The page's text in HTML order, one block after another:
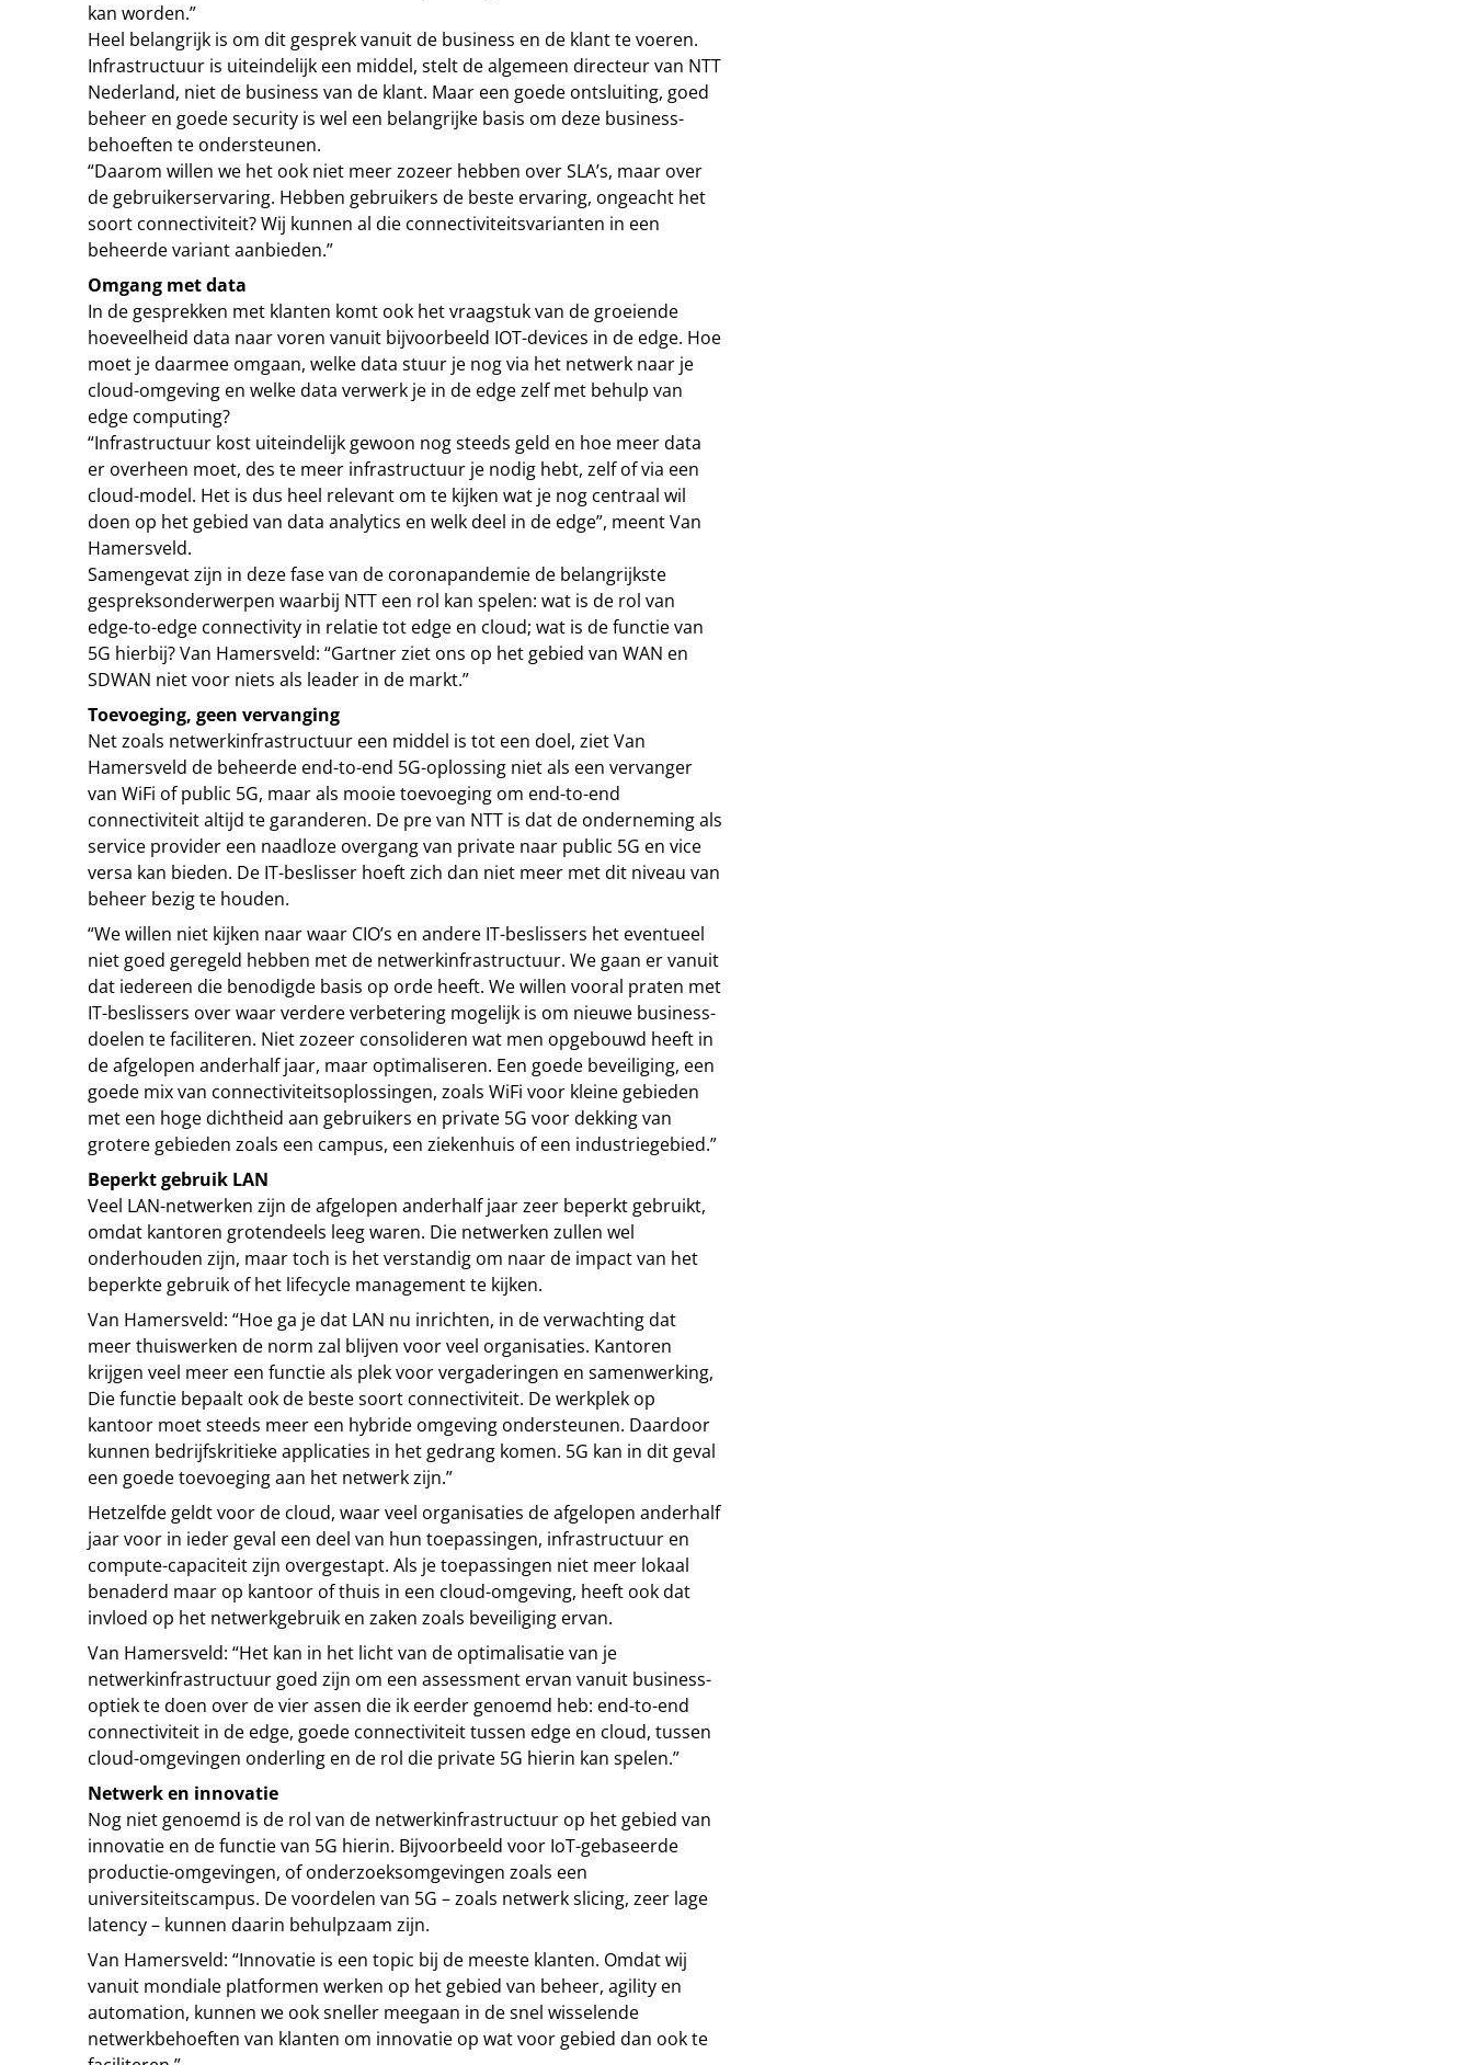
kan worden.”
Heel belangrijk is om dit gesprek vanuit de business en de klant te voeren.
Infrastructuur is uiteindelijk een middel, stelt de algemeen directeur van NTT
Nederland, niet de business van de klant. Maar een goede ontsluiting, goed
beheer en goede security is wel een belangrijke basis om deze business-
behoeften te ondersteunen.
“Daarom willen we het ook niet meer zozeer hebben over SLA’s, maar over
de gebruikerservaring. Hebben gebruikers de beste ervaring, ongeacht het
soort connectiviteit? Wij kunnen al die connectiviteitsvarianten in een
beheerde variant aanbieden.”
Omgang met data
In de gesprekken met klanten komt ook het vraagstuk van de groeiende
hoeveelheid data naar voren vanuit bijvoorbeeld IOT-devices in de edge. Hoe
moet je daarmee omgaan, welke data stuur je nog via het netwerk naar je
cloud-omgeving en welke data verwerk je in de edge zelf met behulp van
edge computing?
“Infrastructuur kost uiteindelijk gewoon nog steeds geld en hoe meer data
er overheen moet, des te meer infrastructuur je nodig hebt, zelf of via een
cloud-model. Het is dus heel relevant om te kijken wat je nog centraal wil
doen op het gebied van data analytics en welk deel in de edge”, meent Van
Hamersveld.
Samengevat zijn in deze fase van de coronapandemie de belangrijkste
gespreksonderwerpen waarbij NTT een rol kan spelen: wat is de rol van
edge-to-edge connectivity in relatie tot edge en cloud; wat is de functie van
5G hierbij? Van Hamersveld: “Gartner ziet ons op het gebied van WAN en
SDWAN niet voor niets als leader in de markt.”
Toevoeging, geen vervanging
Net zoals netwerkinfrastructuur een middel is tot een doel, ziet Van
Hamersveld de beheerde end-to-end 5G-oplossing niet als een vervanger
van WiFi of public 5G, maar als mooie toevoeging om end-to-end
connectiviteit altijd te garanderen. De pre van NTT is dat de onderneming als
service provider een naadloze overgang van private naar public 5G en vice
versa kan bieden. De IT-beslisser hoeft zich dan niet meer met dit niveau van
beheer bezig te houden.
“We willen niet kijken naar waar CIO’s en andere IT-beslissers het eventueel
niet goed geregeld hebben met de netwerkinfrastructuur. We gaan er vanuit
dat iedereen die benodigde basis op orde heeft. We willen vooral praten met
IT-beslissers over waar verdere verbetering mogelijk is om nieuwe business-
doelen te faciliteren. Niet zozeer consolideren wat men opgebouwd heeft in
de afgelopen anderhalf jaar, maar optimaliseren. Een goede beveiliging, een
goede mix van connectiviteitsoplossingen, zoals WiFi voor kleine gebieden
met een hoge dichtheid aan gebruikers en private 5G voor dekking van
grotere gebieden zoals een campus, een ziekenhuis of een industriegebied.”
Beperkt gebruik LAN
Veel LAN-netwerken zijn de afgelopen anderhalf jaar zeer beperkt gebruikt,
omdat kantoren grotendeels leeg waren. Die netwerken zullen wel
onderhouden zijn, maar toch is het verstandig om naar de impact van het
beperkte gebruik of het lifecycle management te kijken.
Van Hamersveld: “Hoe ga je dat LAN nu inrichten, in de verwachting dat
meer thuiswerken de norm zal blijven voor veel organisaties. Kantoren
krijgen veel meer een functie als plek voor vergaderingen en samenwerking,
Die functie bepaalt ook de beste soort connectiviteit. De werkplek op
kantoor moet steeds meer een hybride omgeving ondersteunen. Daardoor
kunnen bedrijfskritieke applicaties in het gedrang komen. 5G kan in dit geval
een goede toevoeging aan het netwerk zijn.”
Hetzelfde geldt voor de cloud, waar veel organisaties de afgelopen anderhalf
jaar voor in ieder geval een deel van hun toepassingen, infrastructuur en
compute-capaciteit zijn overgestapt. Als je toepassingen niet meer lokaal
benaderd maar op kantoor of thuis in een cloud-omgeving, heeft ook dat
invloed op het netwerkgebruik en zaken zoals beveiliging ervan.
Van Hamersveld: “Het kan in het licht van de optimalisatie van je
netwerkinfrastructuur goed zijn om een assessment ervan vanuit business-
optiek te doen over de vier assen die ik eerder genoemd heb: end-to-end
connectiviteit in de edge, goede connectiviteit tussen edge en cloud, tussen
cloud-omgevingen onderling en de rol die private 5G hierin kan spelen.”
Netwerk en innovatie
Nog niet genoemd is de rol van de netwerkinfrastructuur op het gebied van
innovatie en de functie van 5G hierin. Bijvoorbeeld voor IoT-gebaseerde
productie-omgevingen, of onderzoeksomgevingen zoals een
universiteitscampus. De voordelen van 5G – zoals netwerk slicing, zeer lage
latency – kunnen daarin behulpzaam zijn.
Van Hamersveld: “Innovatie is een topic bij de meeste klanten. Omdat wij
vanuit mondiale platformen werken op het gebied van beheer, agility en
automation, kunnen we ook sneller meegaan in de snel wisselende
netwerkbehoeften van klanten om innovatie op wat voor gebied dan ook te